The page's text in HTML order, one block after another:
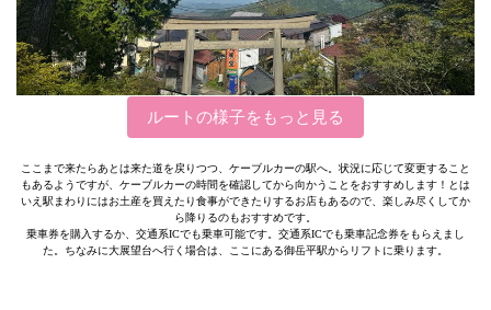
ルートの様子をもっと見る
ここまで来たらあとは来た道を戻りつつ、ケーブルカーの駅へ。状況に応じて変更すること
もあるようですが、ケーブルカーの時間を確認してから向かうことをおすすめします！とは
いえ駅まわりにはお土産を買えたり食事ができたりするお店もあるので、楽しみ尽くしてか
ら降りるのもおすすめです。
乗車券を購入するか、交通系ICでも乗車可能です。交通系ICでも乗車記念券をもらえまし
た。ちなみに大展望台へ行く場合は、ここにある御岳平駅からリフトに乗ります。